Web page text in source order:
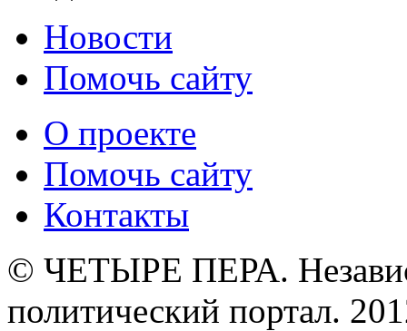
Новости
Помочь сайту
О проекте
Помочь сайту
Контакты
© ЧЕТЫРЕ ПЕРА.
политический портал.